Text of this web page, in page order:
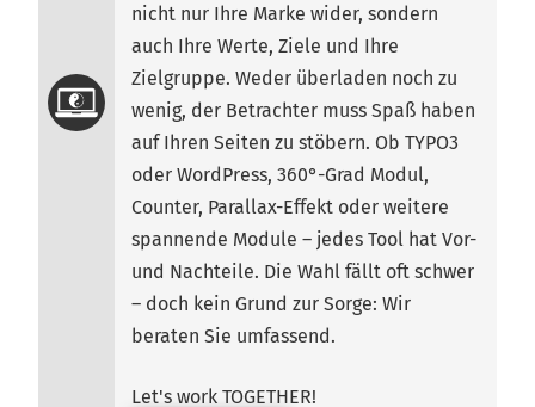
nicht nur Ihre Marke wider, sondern
auch Ihre Werte, Ziele und Ihre
Zielgruppe. Weder überladen noch zu
wenig, der Betrachter muss Spaß haben
auf Ihren Seiten zu stöbern. Ob TYPO3
oder WordPress, 360°-Grad Modul,
Counter, Parallax-Effekt oder weitere
spannende Module – jedes Tool hat Vor-
und Nachteile. Die Wahl fällt oft schwer
– doch kein Grund zur Sorge: Wir
beraten Sie umfassend.
Let's work TOGETHER!